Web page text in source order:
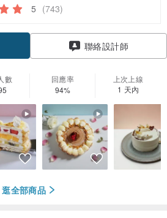
5 (743)
聯絡設計師
數
回應率
94%
上次上線
1 天內
逛全部商品